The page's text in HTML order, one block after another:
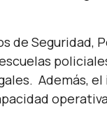
de Seguridad,
Además,